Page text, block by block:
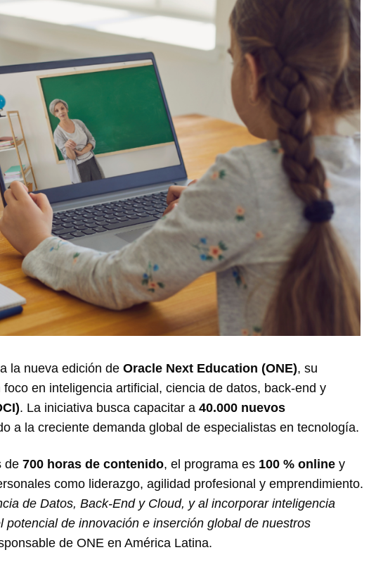
la nueva edición de Oracle Next Education (ONE), su
en inteligencia artificial, ciencia de datos, back-end y
. La iniciativa busca capacitar a 40.000 nuevos
a la creciente demanda global de especialistas en tecnología.
de 700 horas de contenido, el programa es 100 % online y
como liderazgo, agilidad profesional y emprendimiento.
de Datos, Back-End y Cloud, y al incorporar inteligencia
de innovación e inserción global de nuestros
de ONE en América Latina.